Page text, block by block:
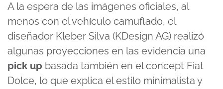
A la espera de las imágenes oficiales, al
menos con el vehículo camuflado, el
diseñador Kleber Silva (KDesign AG) realizó
algunas proyecciones en las evidencia una
pick up basada también en el concept Fiat
Dolce, lo que explica el estilo minimalista y